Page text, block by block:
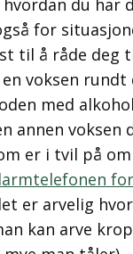
du har
for
til å råde deg
en voksen
med
annen voksen
er i tvil på
er arvelig
kan arve